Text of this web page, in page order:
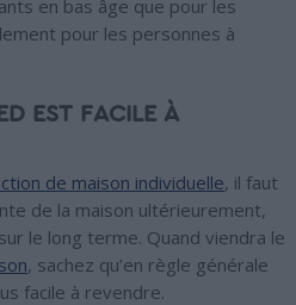
en bas âge que pour les
pour les personnes à
EST FACILE À
de maison individuelle, il faut
de la maison ultérieurement,
le long terme. Quand viendra le
, sachez qu’en règle générale
facile à revendre.